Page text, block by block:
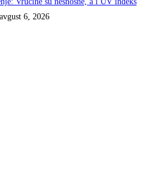
avgust 6, 2026